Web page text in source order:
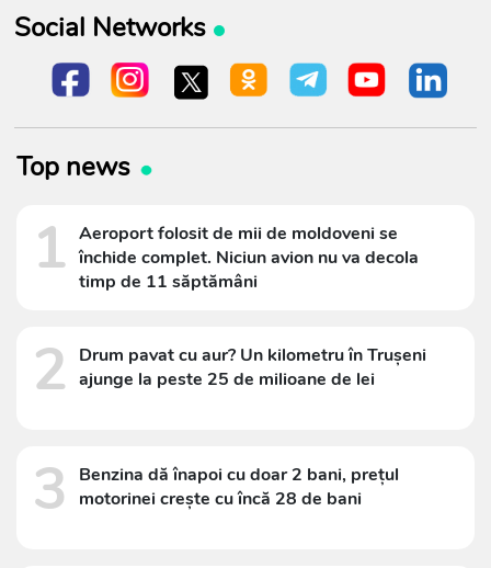
Social Networks
Top news
1 Aeroport folosit de mii de moldoveni se
închide complet. Niciun avion nu va decola
timp de 11 săptămâni
2
Drum pavat cu aur? Un kilometru în Trușeni
ajunge la peste 25 de milioane de lei
3
Benzina dă înapoi cu doar 2 bani, prețul
motorinei crește cu încă 28 de bani